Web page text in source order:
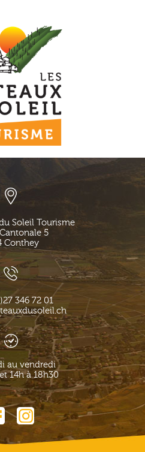
Soleil Tourisme
5
Conthey
346 72 01
au vendredi
14h à 18h30